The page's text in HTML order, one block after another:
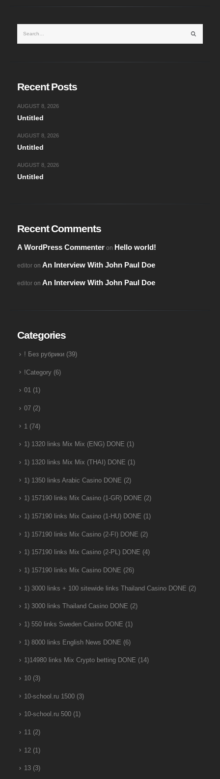
Recent Posts
Untitled
AUGUST 8, 2026
Untitled
AUGUST 8, 2026
Untitled
AUGUST 8, 2026
Recent Comments
A WordPress Commenteron Hello world!
editoron An Interview With John Paul Doe
editoron An Interview With John Paul Doe
Categories
! Без рубрики(39)
!Category(6)
01(1)
07(2)
1 (74)
1) 1320 links Mix Mix (ENG) DONE (1)
1) 1320 links Mix Mix (THAI) DONE (1)
1) 1350 links Arabic Casino DONE (2)
1) 157190 links Mix Casino (1-GR) DONE (2)
1) 157190 links Mix Casino (1-HU) DONE (1)
1) 157190 links Mix Casino (2-FI) DONE (2)
1) 157190 links Mix Casino (2-PL) DONE (4)
1) 157190 links Mix Casino DONE (26)
1) 3000 links + 100 sitewide links Thailand Casino DONE (2)
1) 3000 links Thailand Casino DONE (2)
1) 550 links Sweden Casino DONE (1)
1) 8000 links English News DONE (6)
1)14980 links Mix Crypto betting DONE (14)
10(3)
10-school.ru 1500(3)
10-school.ru 500(1)
11(2)
12(1)
13(3)